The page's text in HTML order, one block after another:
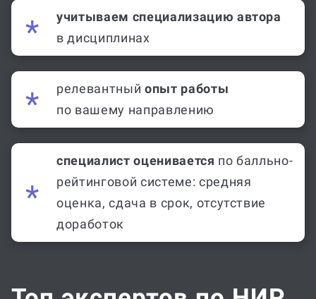
учитываем специализацию автора
в дисциплинах
релевантный опыт работы
по вашему направлению
специалист оценивается по балльно-
рейтинговой системе: средняя
оценка, сдача в срок, отсутствие
доработок